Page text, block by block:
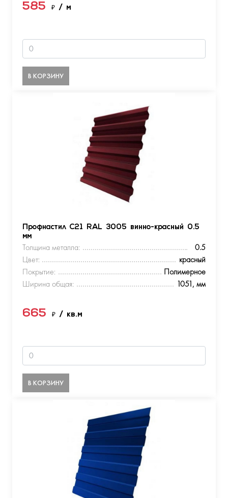
585 ₽ / м
В КОРЗИНУ
Профнастил С21 RAL 3005 винно-красный 0.5
мм
Толщина металла:
0.5
Цвет:
красный
Покрытие:
Полимерное
Ширина общая:
1051, мм
665 ₽ / кв.м
В КОРЗИНУ